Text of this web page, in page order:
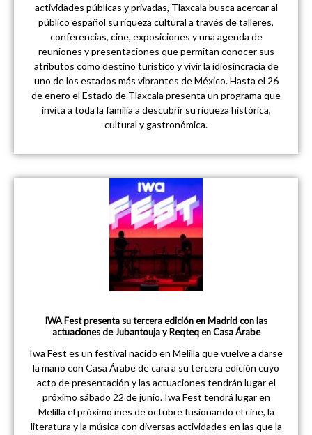
actividades públicas y privadas, Tlaxcala busca acercar al
público español su riqueza cultural a través de talleres,
conferencias, cine, exposiciones y una agenda de
reuniones y presentaciones que permitan conocer sus
atributos como destino turístico y vivir la idiosincracia de
uno de los estados más vibrantes de México. Hasta el 26
de enero el Estado de Tlaxcala presenta un programa que
invita a toda la familia a descubrir su riqueza histórica,
cultural y gastronómica.
IWA Fest presenta su tercera edición en Madrid con las
actuaciones de Jubantouja y Reqteq en Casa Árabe
Iwa Fest es un festival nacido en Melilla que vuelve a darse
la mano con Casa Árabe de cara a su tercera edición cuyo
acto de presentación y las actuaciones tendrán lugar el
próximo sábado 22 de junio. Iwa Fest tendrá lugar en
Melilla el próximo mes de octubre fusionando el cine, la
literatura y la música con diversas actividades en las que la